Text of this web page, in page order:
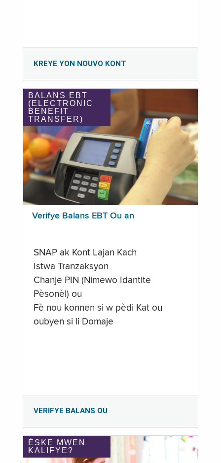
KREYE YON NOUVO KONT
BALANS EBT
(ELECTRONIC
BENEFIT
TRANSFER)
Verifye Balans EBT Ou an
SNAP ak Kont Lajan Kach
Istwa Tranzaksyon
Chanje PIN (Nimewo Idantite
Pèsonèl) ou
Fè nou konnen si w pèdi Kat ou
oubyen si li Domaje
VERIFYE BALANS OU
ÈSKE MWEN
KALIFYE?